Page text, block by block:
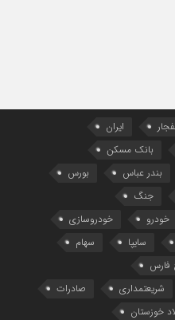
ایران
بانک مسکن
بندر عباس
بورس
جنگ
خودرو
خودروسازی
سایپا
سهام
فارس
شریعتمداری
صادرات
خوزستان